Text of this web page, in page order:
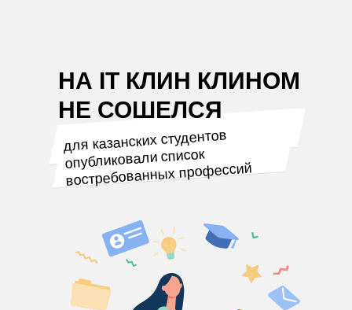
для казанских студентов
опубликовали список
востребованных профессий
НА IT КЛИН КЛИНОМ
НЕ СОШЕЛСЯ